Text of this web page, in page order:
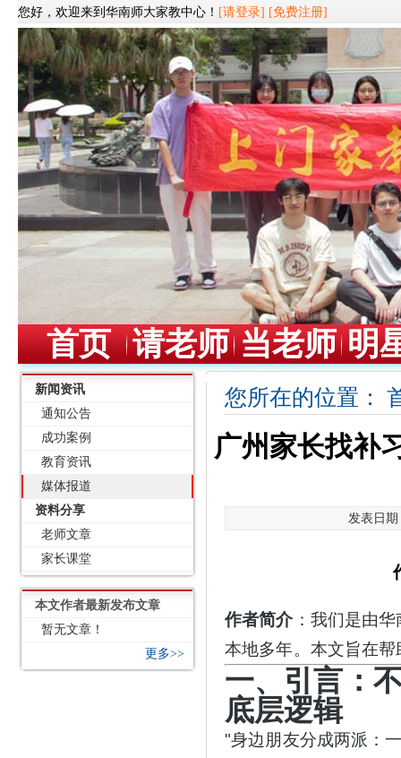
您好，欢迎来到华南师大家教中心！ [请登录] [免费注册]
首页 请老师 当老师 明
新闻资讯
通知公告
成功案例
教育资讯
媒体报道
资料分享
老师文章
家长课堂
本文作者最新发布文章
暂无文章！
更多>>
您所在的位置：
广州家长找补
发表日期
作者简介：我们是由
本地多年。本文旨在
一、引言：
底层逻辑
"身边朋友分成两派：